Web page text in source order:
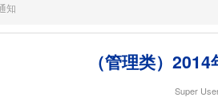
知
（管理类）
Super